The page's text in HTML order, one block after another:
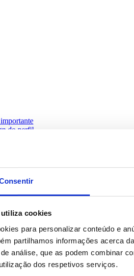
cookies
para personalizar conteúdo e
partilhamos informações acerca
análise, que as podem combinar
dos respetivos serviços.
do perfil
de alumínio
sem tratamento